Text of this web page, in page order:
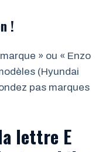
!
» ou « Enzo
(Hyundai
pas marques
lettre E